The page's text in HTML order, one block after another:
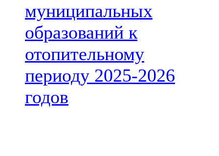
муниципальных
образований к
отопительному
периоду 2025-2026
годов